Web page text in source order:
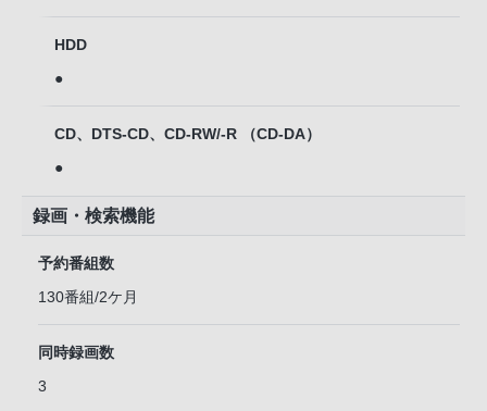
HDD
●
CD、DTS-CD、CD-RW/-R （CD-DA）
●
録画・検索機能
予約番組数
130番組/2ケ月
同時録画数
3